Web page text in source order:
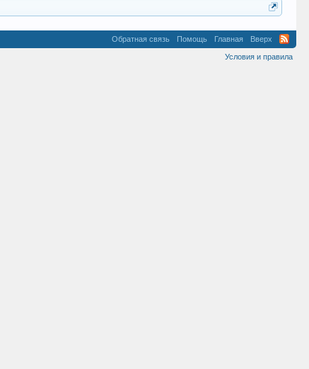
Обратная связь Помощь Главная Вверх
Условия и правила